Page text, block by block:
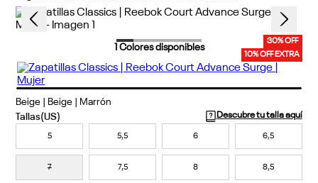
30% OFF
10% OFF EXTRA
Colores disponibles
Beige | Beige | Marrón
Descubre tu talla aquí
5 5,5 6 6,5
7 7,5 8 8,5